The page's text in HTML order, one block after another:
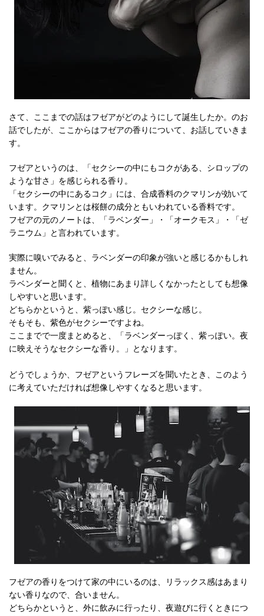
さて、ここまでの話はフゼアがどのようにして誕生したか。のお
話でしたが、ここからはフゼアの香りについて、お話していきま
す。
フゼアというのは、「セクシーの中にもコクがある、シロップの
ような甘さ」を感じられる香り。
「セクシーの中にあるコク」には、合成香料のクマリンが効いて
います。クマリンとは桜餅の成分ともいわれている香料です。
フゼアの元のノートは、「ラベンダー」・「オークモス」・「ゼ
ラニウム」と言われています。
実際に嗅いでみると、ラベンダーの印象が強いと感じるかもしれ
ません。
ラベンダーと聞くと、植物にあまり詳しくなかったとしても想像
しやすいと思います。
どちらかというと、紫っぽい感じ。セクシーな感じ。
そもそも、紫色がセクシーですよね。
ここまでで一度まとめると、「ラベンダーっぽく、紫っぽい。夜
に映えそうなセクシーな香り。」となります。
どうでしょうか、フゼアというフレーズを聞いたとき、このよう
に考えていただければ想像しやすくなると思います。
フゼアの香りをつけて家の中にいるのは、リラックス感はあまり
ない香りなので、合いません。
どちらかというと、外に飲みに行ったり、夜遊びに行くときにつ